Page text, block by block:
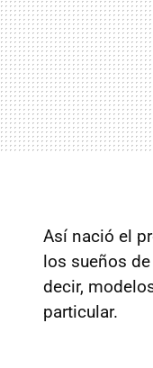
Así nació el
los sueños
decir,
particular.